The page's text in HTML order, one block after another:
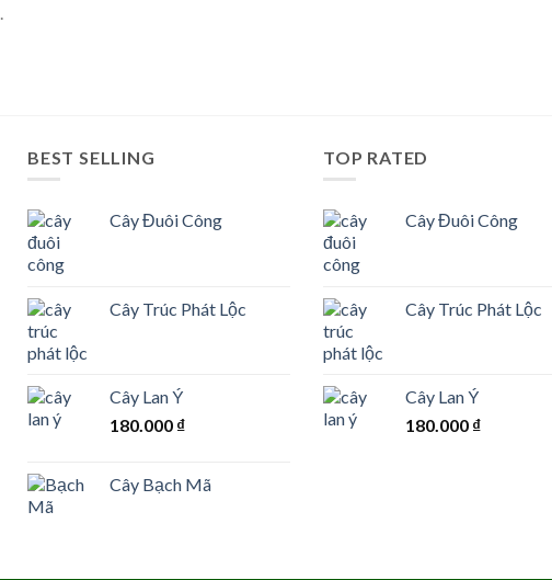
BEST SELLING
Cây Đuôi Công
Cây Trúc Phát Lộc
Cây Lan Ý
180.000 ₫
Cây Bạch Mã
TOP RATED
Cây Đuôi Công
Cây Trúc Phát Lộc
Cây Lan Ý
180.000 ₫